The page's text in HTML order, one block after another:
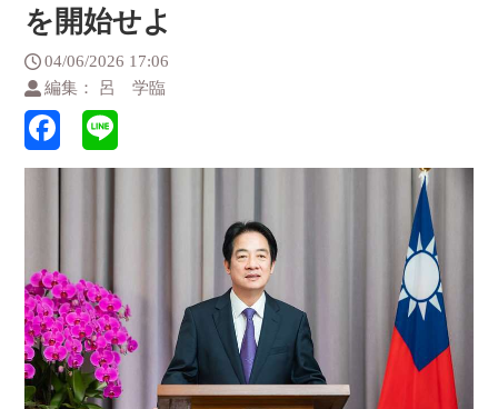
を開始せよ
04/06/2026 17:06
編集： 呂 学臨